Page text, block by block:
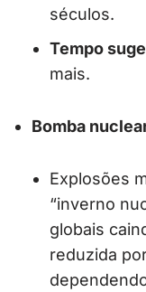
séculos.
Tempo
mais.
Bomba
Explosões
“inverno
globais
reduzida